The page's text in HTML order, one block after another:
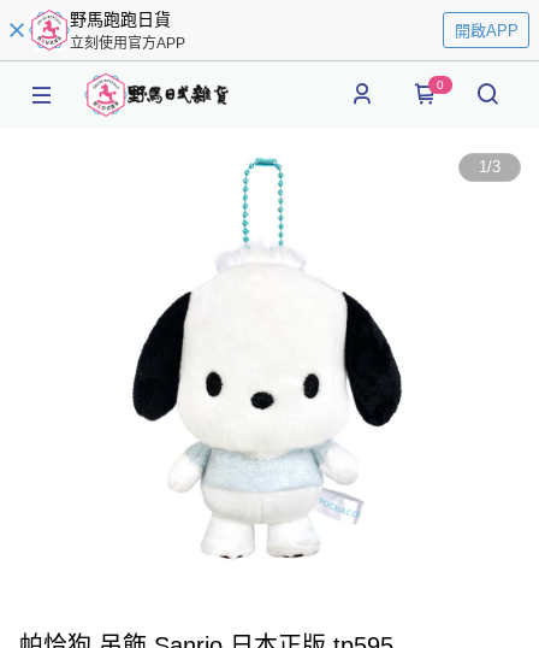
野馬跑跑日貨
立刻使用官方APP
開啟APP
0
1/3